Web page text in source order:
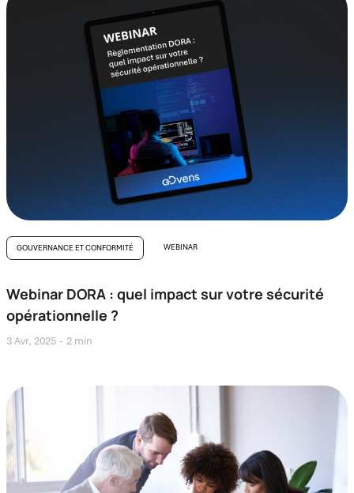
GOUVERNANCE ET CONFORMITÉ WEBINAR
Webinar DORA : quel impact sur votre sécurité
opérationnelle ?
3 Avr, 2025 2 min